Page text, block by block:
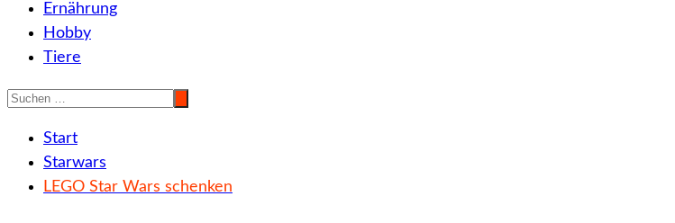
Ernährung
Hobby
Tiere
Start
Starwars
LEGO Star Wars schenken